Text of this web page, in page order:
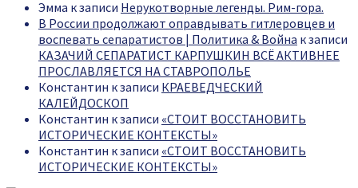
Эмма к записи Нерукотворные легенды. Рим-гора.
В России продолжают оправдывать гитлеровцев и
воспевать сепаратистов | Политика & Война к записи
КАЗАЧИЙ СЕПАРАТИСТ КАРПУШКИН ВСЁ АКТИВНЕЕ
ПРОСЛАВЛЯЕТСЯ НА СТАВРОПОЛЬЕ
Константин к записи КРАЕВЕДЧЕСКИЙ
КАЛЕЙДОСКОП
Константин к записи «СТОИТ ВОССТАНОВИТЬ
ИСТОРИЧЕСКИЕ КОНТЕКСТЫ»
Константин к записи «СТОИТ ВОССТАНОВИТЬ
ИСТОРИЧЕСКИЕ КОНТЕКСТЫ»